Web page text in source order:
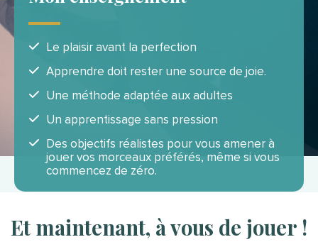
Le plaisir avant la perfection
Apprendre doit rester une source de joie.
Une méthode adaptée aux adultes
Un apprentissage sans pression
Des objectifs réalistes pour vous amener à
jouer vos morceaux préférés, même si vous
commencez de zéro.
Et maintenant, à vous de jouer !